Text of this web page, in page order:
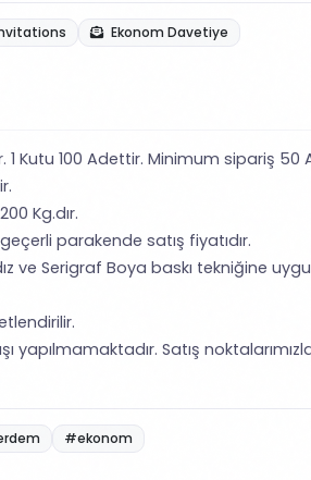
Ekonom Davetiye
1 Kutu 100 Adettir. Minimum sipariş 50
Kg.dır.
parakende satış fiyatıdır.
ve Serigraf Boya baskı tekniğine
yapılmamaktadır. Satış
#ekonom